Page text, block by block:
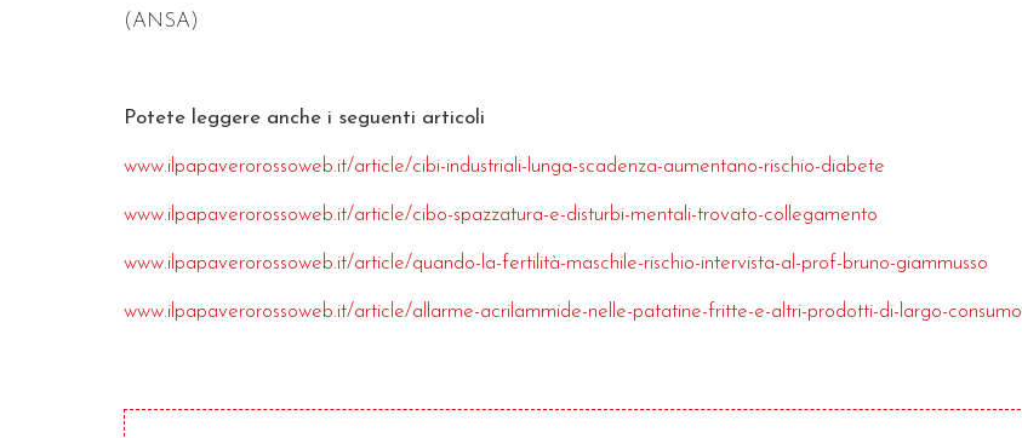
(ANSA)
Potete leggere anche i seguenti articoli
www.ilpapaverorossoweb.it/article/cibi-industriali-lunga-scadenza-aumentano-rischio-diabete
www.ilpapaverorossoweb.it/article/cibo-spazzatura-e-disturbi-mentali-trovato-collegamento
www.ilpapaverorossoweb.it/article/quando-la-fertilità-maschile-rischio-intervista-al-prof-bruno-giammusso
www.ilpapaverorossoweb.it/article/allarme-acrilammide-nelle-patatine-fritte-e-altri-prodotti-di-largo-consumo